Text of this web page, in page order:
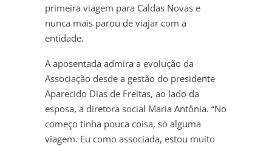
primeira viagem para Caldas Novas e
nunca mais parou de viajar com a
entidade.
A aposentada admira a evolução da
Associação desde a gestão do presidente
Aparecido Dias de Freitas, ao lado da
esposa, a diretora social Maria Antônia. “No
começo tinha pouca coisa, só alguma
viagem. Eu como associada, estou muito